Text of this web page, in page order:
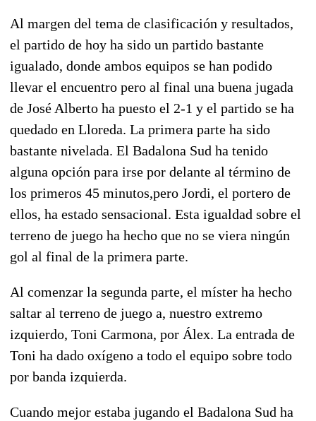
Al margen del tema de clasificación y resultados,
el partido de hoy ha sido un partido bastante
igualado, donde ambos equipos se han podido
llevar el encuentro pero al final una buena jugada
de José Alberto ha puesto el 2-1 y el partido se ha
quedado en Lloreda. La primera parte ha sido
bastante nivelada. El Badalona Sud ha tenido
alguna opción para irse por delante al término de
los primeros 45 minutos,pero Jordi, el portero de
ellos, ha estado sensacional. Esta igualdad sobre el
terreno de juego ha hecho que no se viera ningún
gol al final de la primera parte.
Al comenzar la segunda parte, el míster ha hecho
saltar al terreno de juego a, nuestro extremo
izquierdo, Toni Carmona, por Álex. La entrada de
Toni ha dado oxígeno a todo el equipo sobre todo
por banda izquierda.
Cuando mejor estaba jugando el Badalona Sud ha